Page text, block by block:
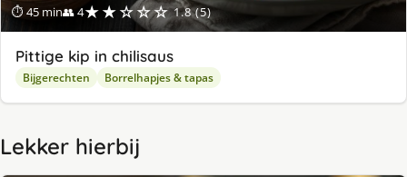
⏱ 45 min👥 4★★☆☆☆ 1.8 (5)
Pittige kip in chilisaus
Bijgerechten Borrelhapjes & tapas
Lekker hierbij